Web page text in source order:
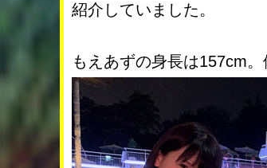
紹介していました。
もえあずの身長は157cm。